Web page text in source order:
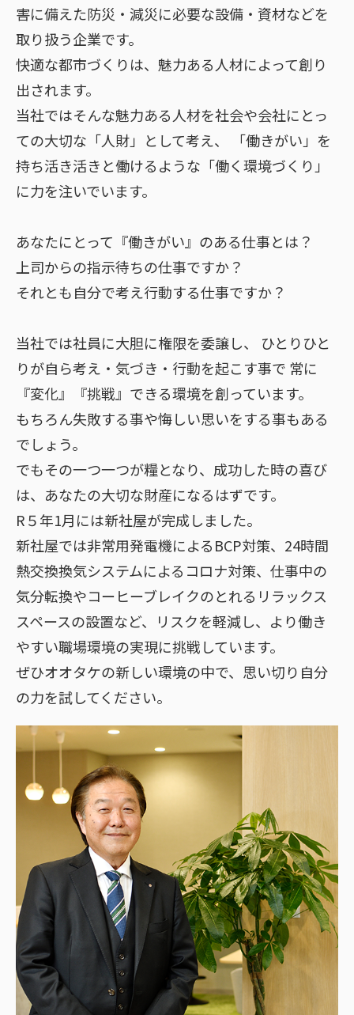
害に備えた防災・減災に必要な設備・資材などを
取り扱う企業です。
快適な都市づくりは、魅力ある人材によって創り
出されます。
当社ではそんな魅力ある人材を社会や会社にとっ
ての大切な「人財」として考え、
「働きがい」を
持ち活き活きと働けるような「働く環境づくり」
に力を注いでいます。
あなたにとって『働きがい』のある仕事とは？
上司からの指示待ちの仕事ですか？
それとも自分で考え行動する仕事ですか？
当社では社員に大胆に権限を委譲し、
ひとりひと
りが自ら考え・気づき・行動を起こす事で 常に
『変化』『挑戦』できる環境を創っています。
もちろん失敗する事や悔しい思いをする事もある
でしょう。
でもその一つ一つが糧となり、成功した時の喜び
は、あなたの大切な財産になるはずです。
R５年1月には新社屋が完成しました。
新社屋では非常用発電機によるBCP対策、24時間
熱交換換気システムによるコロナ対策、仕事中の
気分転換やコーヒーブレイクのとれるリラックス
スペースの設置など、リスクを軽減し、より働き
やすい職場環境の実現に挑戦しています。
ぜひオオタケの新しい環境の中で、思い切り自分
の力を試してください。